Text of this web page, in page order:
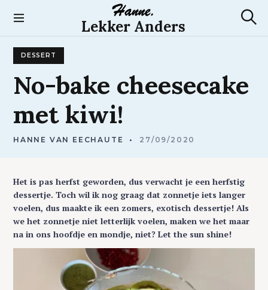
Lekker Anders
e
DESSERT
No-bake cheesecake
met kiwi!
HANNE VAN EECHAUTE 27/09/2020
Het is pas herfst geworden, dus verwacht je een herfstig
dessertje. Toch wil ik nog graag dat zonnetje iets langer
voelen, dus maakte ik een zomers, exotisch dessertje! Als
we het zonnetje niet letterlijk voelen, maken we het maar
na in ons hoofdje en mondje, niet? Let the sun shine!